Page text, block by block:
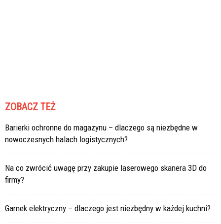
ZOBACZ TEŻ
Barierki ochronne do magazynu – dlaczego są niezbędne w
nowoczesnych halach logistycznych?
Na co zwrócić uwagę przy zakupie laserowego skanera 3D do
firmy?
Garnek elektryczny – dlaczego jest niezbędny w każdej kuchni?